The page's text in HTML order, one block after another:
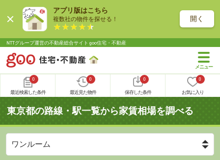
アプリ版はこちら
複数社の物件を探せる！ 開く
NTTグループ運営の不動産総合サイト goo住宅・不動産
0
最近検索した条件
0
最近見た物件
0
保存した条件
0
お気に入り
東京都の路線・駅一覧から家賃相場を調べる